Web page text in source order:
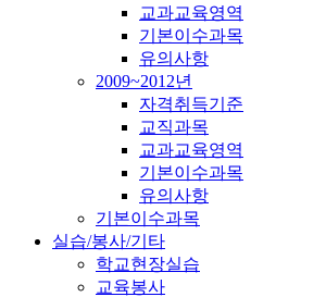
교과교육영역
기본이수과목
유의사항
2009~2012년
자격취득기준
교직과목
교과교육영역
기본이수과목
유의사항
기본이수과목
실습/봉사/기타
학교현장실습
교육봉사